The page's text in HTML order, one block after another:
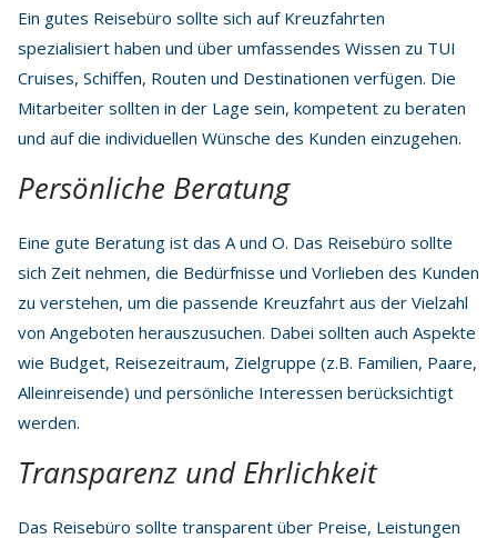
Ein gutes Reisebüro sollte sich auf Kreuzfahrten
spezialisiert haben und über umfassendes Wissen zu TUI
Cruises, Schiffen, Routen und Destinationen verfügen. Die
Mitarbeiter sollten in der Lage sein, kompetent zu beraten
und auf die individuellen Wünsche des Kunden einzugehen.
Persönliche Beratung
Eine gute Beratung ist das A und O. Das Reisebüro sollte
sich Zeit nehmen, die Bedürfnisse und Vorlieben des Kunden
zu verstehen, um die passende Kreuzfahrt aus der Vielzahl
von Angeboten herauszusuchen. Dabei sollten auch Aspekte
wie Budget, Reisezeitraum, Zielgruppe (z.B. Familien, Paare,
Alleinreisende) und persönliche Interessen berücksichtigt
werden.
Transparenz und Ehrlichkeit
Das Reisebüro sollte transparent über Preise, Leistungen